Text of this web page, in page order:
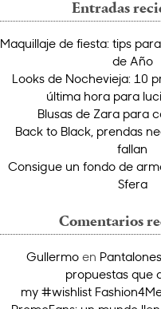
Entradas
Maquillaje de fiesta: tips
de Año
Looks de Nochevieja: 10
última hora para
Blusas de Zara para
Back to Black, prendas
fallan
Consigue un fondo de
Sfera
Comentarios
Gullermo en
propuestas que
my #wishlist